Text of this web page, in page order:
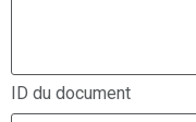
ID du document